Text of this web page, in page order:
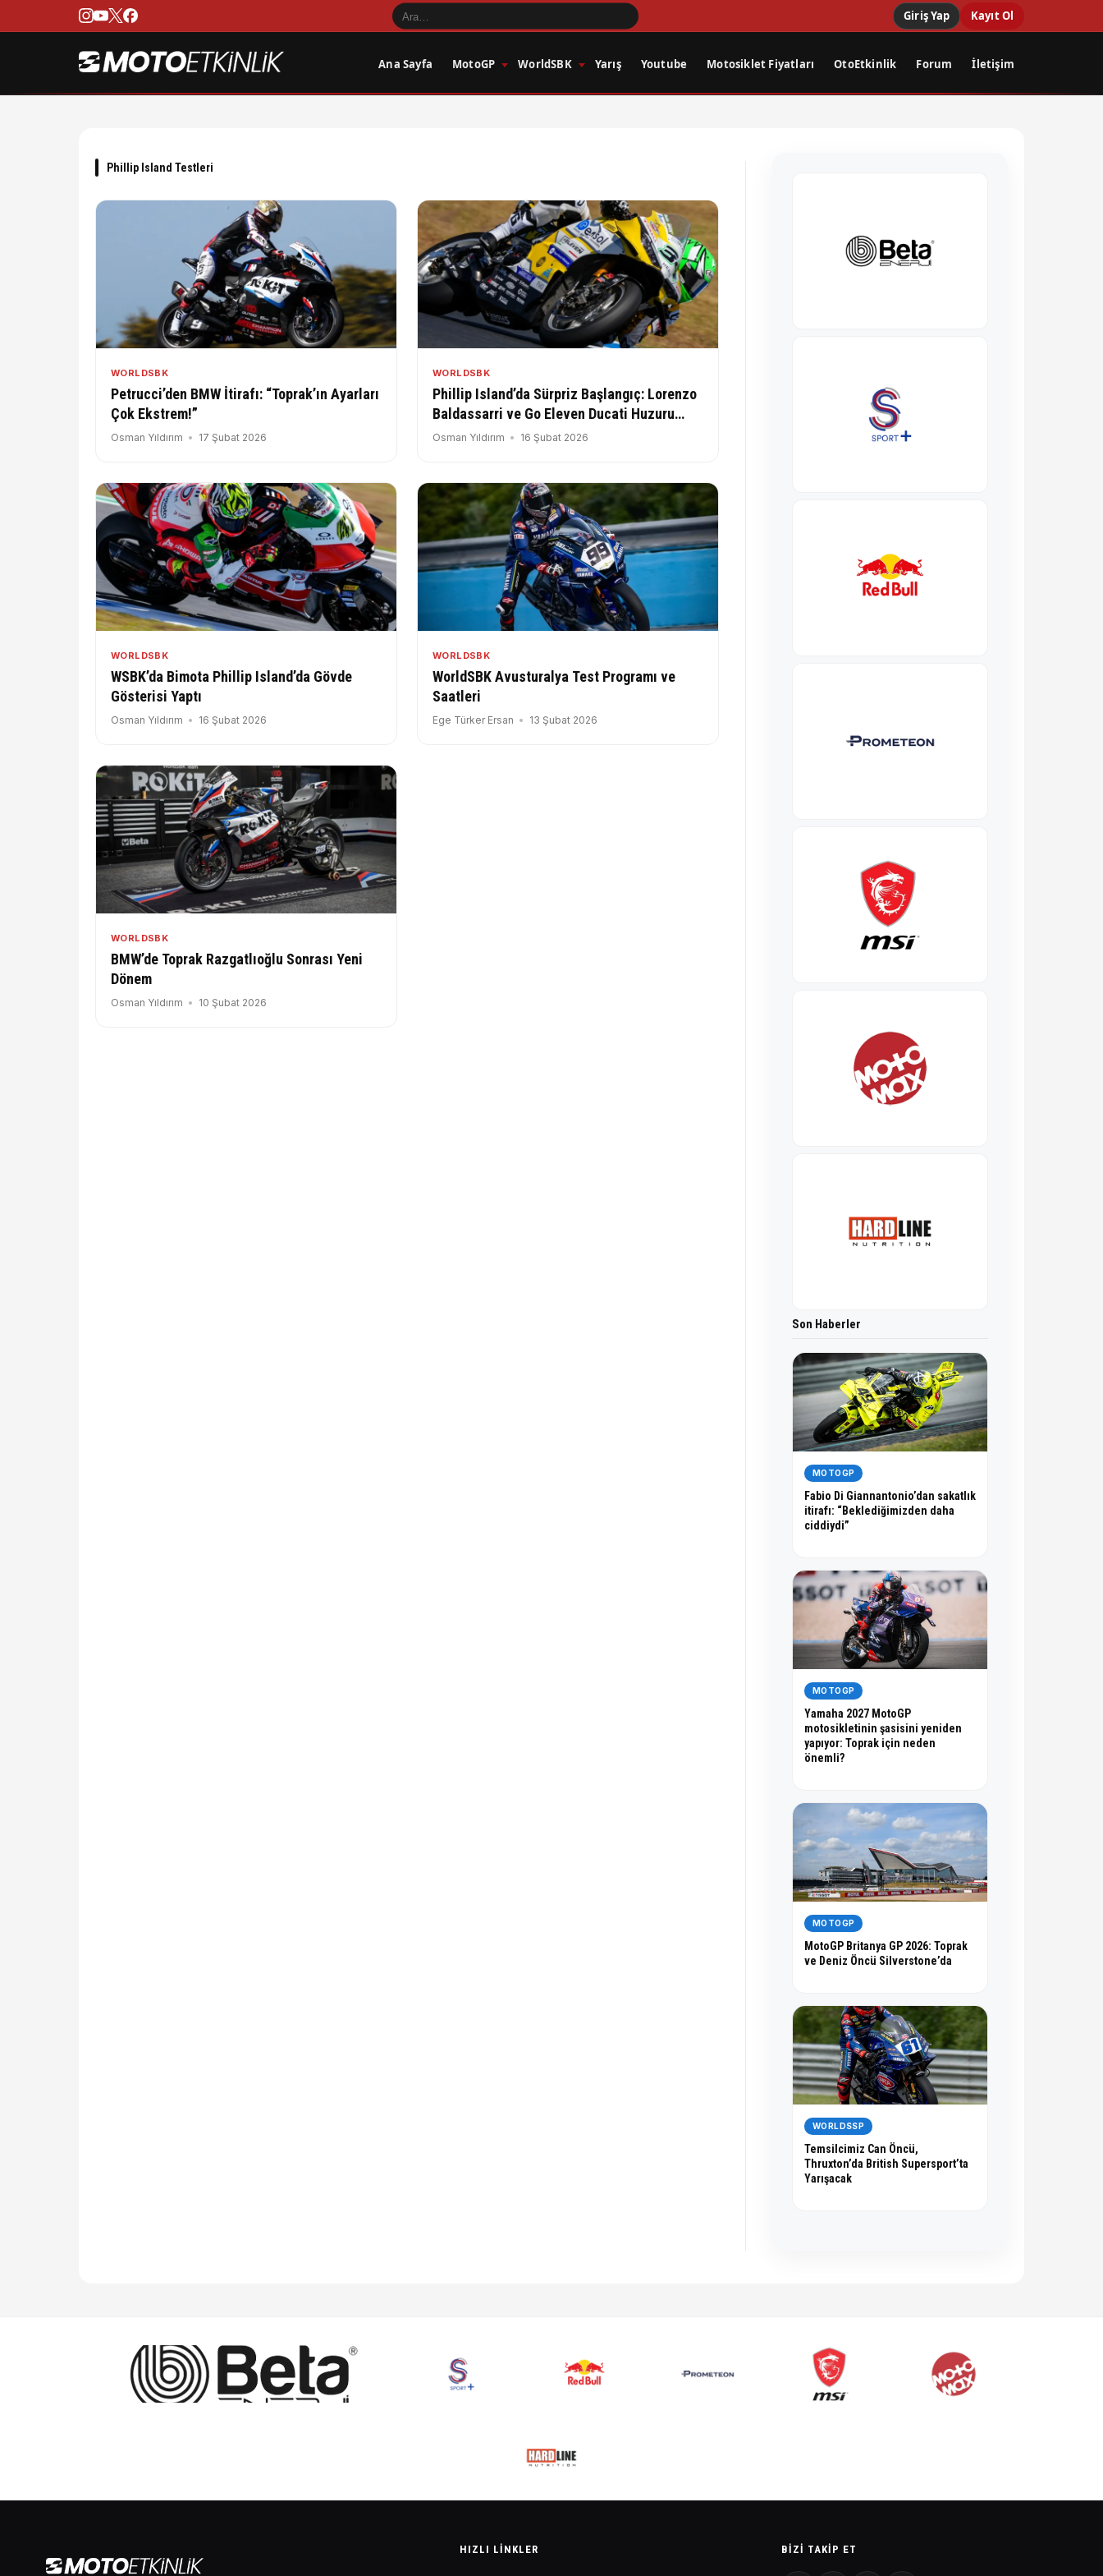
Giriş Yap Kayıt Ol
Ana Sayfa MotoGP WorldSBK Yarış Youtube Motosiklet Fiyatları OtoEtkinlik Forum İletişim
Phillip Island Testleri
WORLDSBK
Petrucci’den BMW İtirafı: “Toprak’ın Ayarları
Çok Ekstrem!”
Osman Yıldırım 17 Şubat 2026
WORLDSBK
Phillip Island’da Sürpriz Başlangıç: Lorenzo
Baldassarri ve Go Eleven Ducati Huzuru
Hızla Buldu
Osman Yıldırım 16 Şubat 2026
WORLDSBK
WSBK’da Bimota Phillip Island’da Gövde
Gösterisi Yaptı
Osman Yıldırım 16 Şubat 2026
WORLDSBK
WorldSBK Avusturalya Test Programı ve
Saatleri
Ege Türker Ersan 13 Şubat 2026
WORLDSBK
BMW’de Toprak Razgatlıoğlu Sonrası Yeni
Dönem
Osman Yıldırım 10 Şubat 2026
Son Haberler
MOTOGP
Fabio Di Giannantonio’dan sakatlık
itirafı: “Beklediğimizden daha
ciddiydi”
MOTOGP
Yamaha 2027 MotoGP
motosikletinin şasisini yeniden
yapıyor: Toprak için neden
önemli?
MOTOGP
MotoGP Britanya GP 2026: Toprak
ve Deniz Öncü Silverstone’da
WORLDSSP
Temsilcimiz Can Öncü,
Thruxton’da British Supersport’ta
Yarışacak
HIZLI LINKLER BIZI TAKIP ET